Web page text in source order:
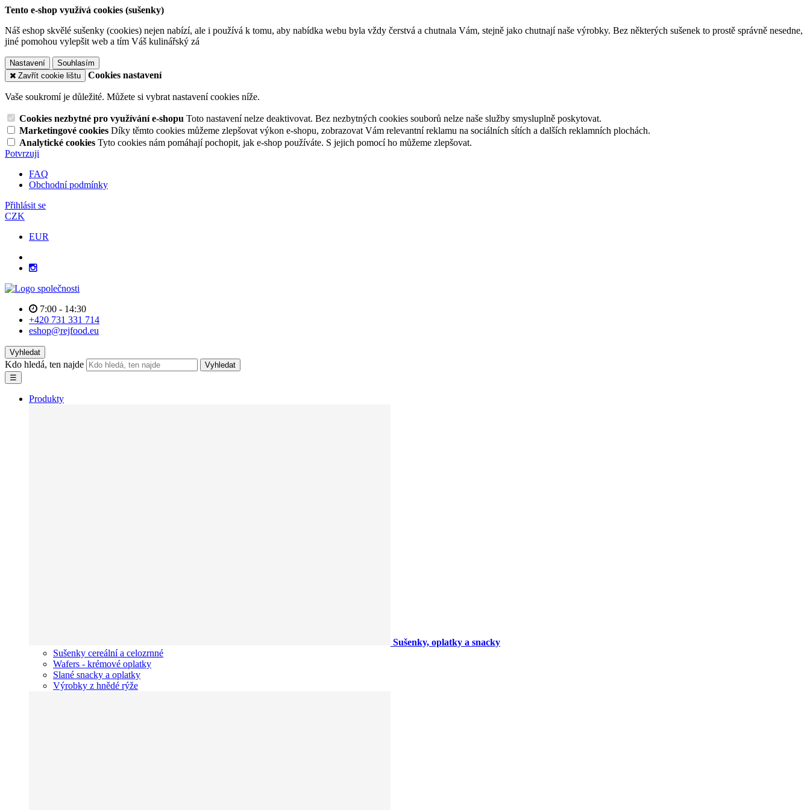
Tento e-shop využívá cookies (sušenky)
Náš eshop skvělé sušenky (cookies) nejen nabízí, ale i používá k tomu, aby nabídka webu byla vždy čerstvá a chutnala Vám, stejně jako chutnají naše výrobky. Bez některých sušenek to prostě správně nesedne,
jiné pomohou vylepšit web a tím Váš kulinářský zá
Nastavení
Souhlasím
Zavřít cookie lištu
Cookies nastavení
Vaše soukromí je důležité. Můžete si vybrat nastavení cookies níže.
Cookies nezbytné pro využívání e-shopu Toto nastavení nelze deaktivovat. Bez nezbytných cookies souborů nelze naše služby smysluplně poskytovat.
Marketingové cookies Díky těmto cookies můžeme zlepšovat výkon e-shopu, zobrazovat Vám relevantní reklamu na sociálních sítích a dalších reklamních plochách.
Analytické cookies Tyto cookies nám pomáhají pochopit, jak e-shop používáte. S jejich pomocí ho můžeme zlepšovat.
Potvrzuji
FAQ
Obchodní podmínky
Přihlásit se
CZK
EUR
7:00 - 14:30
+420 731 331 714
eshop@rejfood.eu
Vyhledat
Kdo hledá, ten najde
Vyhledat
☰
Produkty
Sušenky, oplatky a snacky
Sušenky cereální a celozrnné
Wafers - krémové oplatky
Slané snacky a oplatky
Výrobky z hnědé rýže